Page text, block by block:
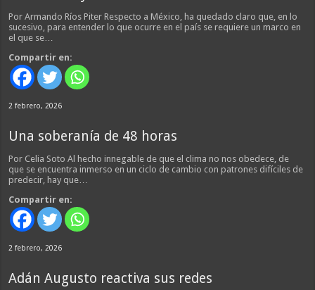
Por Armando Ríos Piter Respecto a México, ha quedado claro que, en lo
sucesivo, para entender lo que ocurre en el país se requiere un marco en
el que se…
Compartir en:
2 febrero, 2026
Una soberanía de 48 horas
Por Celia Soto Al hecho innegable de que el clima no nos obedece, de
que se encuentra inmerso en un ciclo de cambio con patrones difíciles de
predecir, hay que…
Compartir en:
2 febrero, 2026
Adán Augusto reactiva sus redes